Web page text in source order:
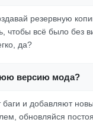
резервную
чтобы всё было без
да?
версию мода?
и добавляют
обновляйся